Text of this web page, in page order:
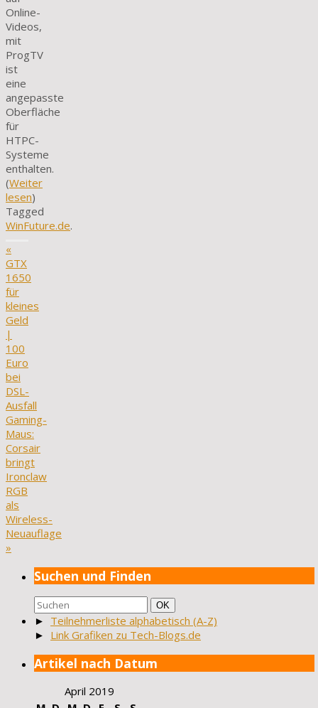
Online-
Videos,
mit
ProgTV
ist
eine
angepasste
Oberfläche
für
HTPC-
Systeme
enthalten.
(Weiter
lesen)
Tagged
WinFuture.de.
«
GTX
1650
für
kleines
Geld
|
100
Euro
bei
DSL-
Ausfall
Gaming-
Maus:
Corsair
bringt
Ironclaw
RGB
als
Wireless-
Neuauflage
»
Suchen und Finden
Suchen
nach:
Suchen
OK
► Teilnehmerliste alphabetisch (A-Z)
► Link Grafiken zu Tech-Blogs.de
Artikel nach Datum
April 2019